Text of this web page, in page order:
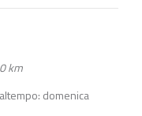
km
domenica